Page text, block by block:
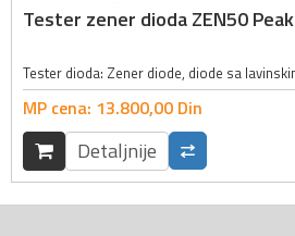
Tester zener dioda ZEN50 Peak
MP cena: 13.800,00 Din
Detaljnije